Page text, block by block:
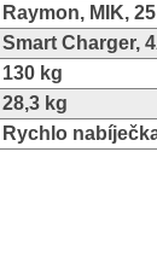
Raymon, MIK,
Smart Charger,
130 kg
28,3 kg
Rychlo